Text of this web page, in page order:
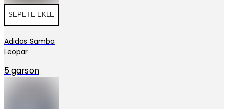
SEPETE EKLE
Adidas Samba
Leopar
5 garson